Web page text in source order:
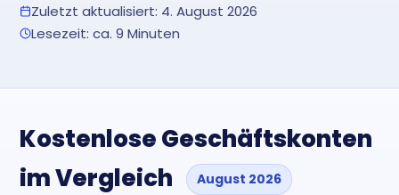
Zuletzt aktualisiert: 4. August 2026
Lesezeit: ca. 9 Minuten
Kostenlose Geschäftskonten
im Vergleich
August 2026